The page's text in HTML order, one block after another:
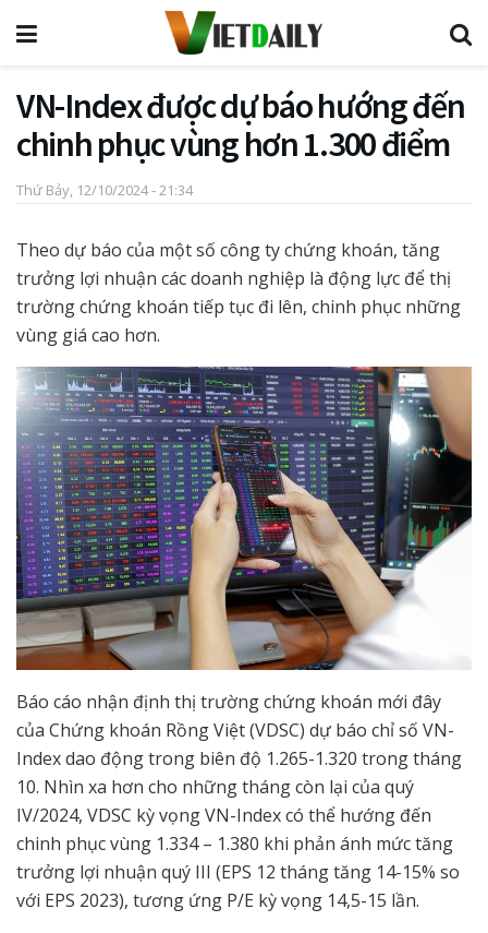
VN-Index được dự báo hướng đến
chinh phục vùng hơn 1.300 điểm
Thứ Bảy, 12/10/2024 - 21:34
Theo dự báo của một số công ty chứng khoán, tăng
trưởng lợi nhuận các doanh nghiệp là động lực để thị
trường chứng khoán tiếp tục đi lên, chinh phục những
vùng giá cao hơn.
Báo cáo nhận định thị trường chứng khoán mới đây
của Chứng khoán Rồng Việt (VDSC) dự báo chỉ số VN-
Index dao động trong biên độ 1.265-1.320 trong tháng
10. Nhìn xa hơn cho những tháng còn lại của quý
IV/2024, VDSC kỳ vọng VN-Index có thể hướng đến
chinh phục vùng 1.334 – 1.380 khi phản ánh mức tăng
trưởng lợi nhuận quý III (EPS 12 tháng tăng 14-15% so
với EPS 2023), tương ứng P/E kỳ vọng 14,5-15 lần.